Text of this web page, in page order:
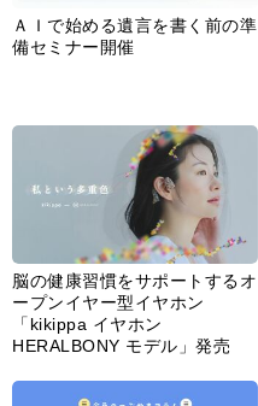
ＡＩで始める遺言を書く前の準
備セミナー開催
脳の健康習慣をサポートするオ
ープンイヤー型イヤホン
「kikippa イヤホン
HERALBONY モデル」発売